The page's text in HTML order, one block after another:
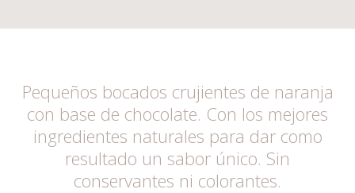
Pequeños bocados crujientes de naranja
con base de chocolate. Con los mejores
ingredientes naturales para dar como
resultado un sabor único. Sin
conservantes ni colorantes.